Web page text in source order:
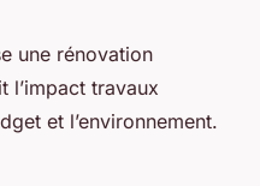
une rénovation
l’impact travaux
et l’environnement.